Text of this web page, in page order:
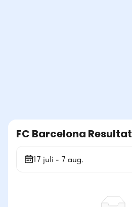
FC Barcelona Resultat
17 juli - 7 aug.